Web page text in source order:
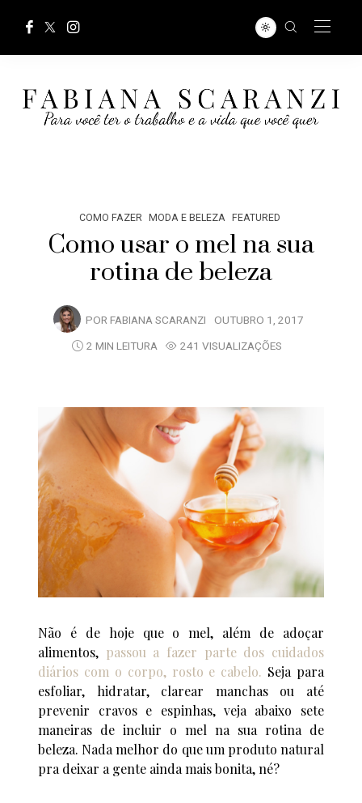
COMO FAZER MODA E BELEZA FEATURED
Como usar o mel na sua
rotina de beleza
POR FABIANA SCARANZI OUTUBRO 1, 2017
2 MIN LEITURA
241 VISUALIZAÇÕES
Não é de hoje que o mel, além de adoçar
alimentos, passou a fazer parte dos cuidados
diários com o corpo, rosto e cabelo. Seja para
esfoliar, hidratar, clarear manchas ou até
prevenir cravos e espinhas, veja abaixo sete
maneiras de incluir o mel na sua rotina de
beleza. Nada melhor do que um produto natural
pra deixar a gente ainda mais bonita, né?